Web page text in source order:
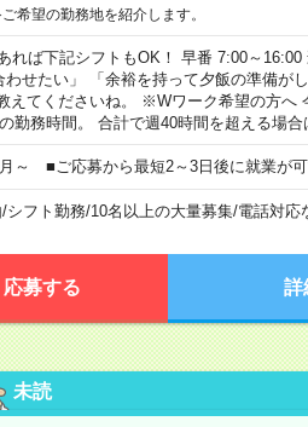
望の勤務地を紹介します。
れば下記シフトもOK！ 早番 7:00～16:00
せたい」 「余裕を持って夕飯の準備が
えてくださいね。 ※Wワーク希望の方へ
勤務時間。 合計で週40時間を超える場合
～ ■ご応募から最短2～3日後に就業が可
/シフト勤務/10名以上の大量募集/電話対応
応募する 詳
未読